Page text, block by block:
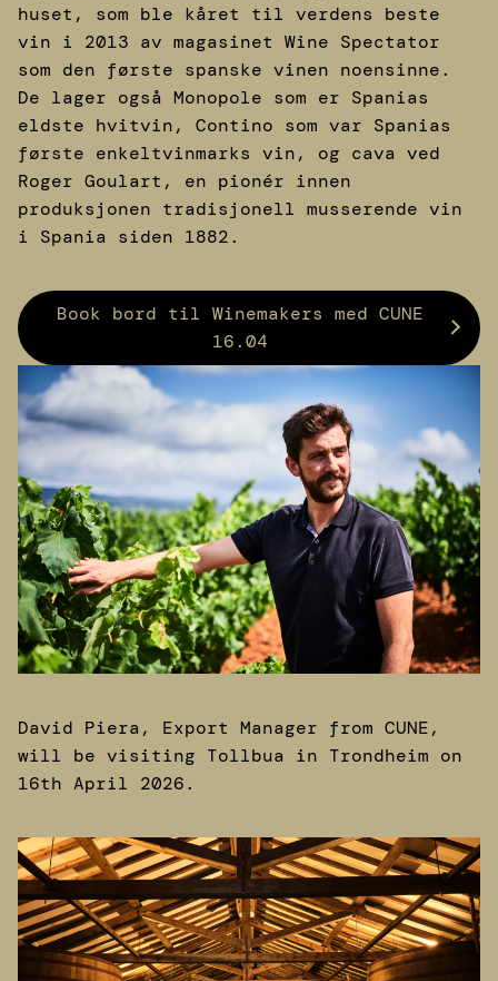
huset, som ble kåret til verdens beste
vin i 2013 av magasinet Wine Spectator
som den første spanske vinen noensinne.
De lager også Monopole som er Spanias
eldste hvitvin, Contino som var Spanias
første enkeltvinmarks vin, og cava ved
Roger Goulart, en pionér innen
produksjonen tradisjonell musserende vin
i Spania siden 1882.
Book bord til Winemakers med CUNE
16.04
David Piera, Export Manager from CUNE,
will be visiting Tollbua in Trondheim on
16th April 2026.